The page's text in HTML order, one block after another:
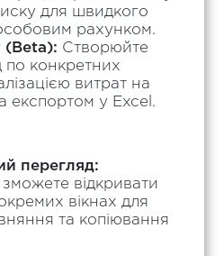
для швидкого
рахунком.
(Beta): Створюйте
по конкретних
витрат на
експортом у Excel.
перегляд:
відкривати
вікнах для
та копіювання